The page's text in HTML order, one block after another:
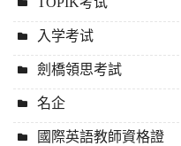
入学考试
劍橋領思考試
名企
國際英語教師資格證